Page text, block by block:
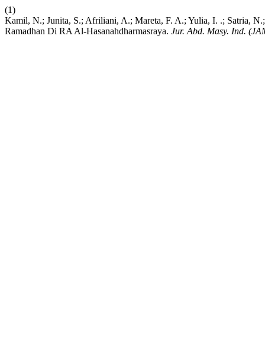
(1)
Kamil, N.; Junita, S.; Afriliani, A.; Mareta, F. A.; Yulia, I. .; Satria,
Ramadhan Di RA Al-Hasanahdharmasraya. Jur. Abd. Masy. Ind.